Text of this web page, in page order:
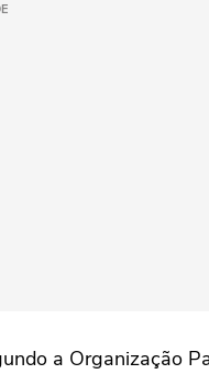
a Organização